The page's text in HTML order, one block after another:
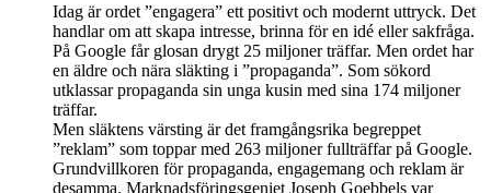
Idag är ordet ”engagera” ett positivt och modernt uttryck. Det
handlar om att skapa intresse, brinna för en idé eller sakfråga.
På Google får glosan drygt 25 miljoner träffar. Men ordet har
en äldre och nära släkting i ”propaganda”. Som sökord
utklassar propaganda sin unga kusin med sina 174 miljoner
träffar.
Men släktens värsting är det framgångsrika begreppet
”reklam” som toppar med 263 miljoner fullträffar på Google.
Grundvillkoren för propaganda, engagemang och reklam är
desamma. Marknadsföringsgeniet Joseph Goebbels var